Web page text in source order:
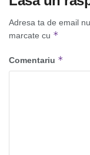
Adresa ta de email
marcate cu *
Comentariu *